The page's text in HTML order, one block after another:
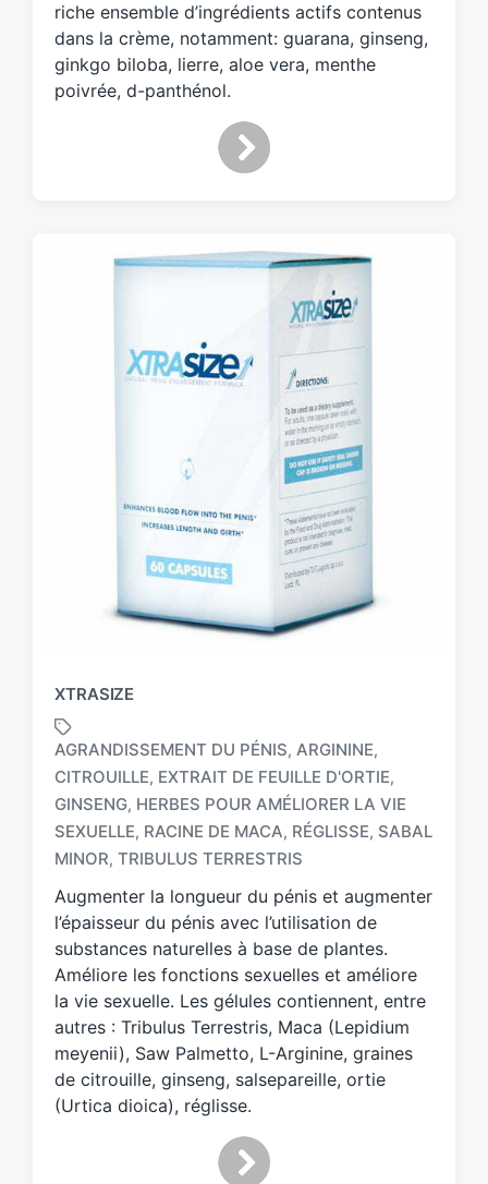
riche ensemble d’ingrédients actifs contenus
dans la crème, notamment: guarana, ginseng,
ginkgo biloba, lierre, aloe vera, menthe
poivrée, d-panthénol.
XTRASIZE
T
a
g
e
d
w
h
AGRANDISSEMENT DU PÉNIS, ARGININE,
CITROUILLE, EXTRAIT DE FEUILLE D'ORTIE,
GINSENG, HERBES POUR AMÉLIORER LA VIE
SEXUELLE, RACINE DE MACA, RÉGLISSE, SABAL
MINOR, TRIBULUS TERRESTRIS
Augmenter la longueur du pénis et augmenter
l’épaisseur du pénis avec l’utilisation de
substances naturelles à base de plantes.
Améliore les fonctions sexuelles et améliore
la vie sexuelle. Les gélules contiennent, entre
autres : Tribulus Terrestris, Maca (Lepidium
meyenii), Saw Palmetto, L-Arginine, graines
de citrouille, ginseng, salsepareille, ortie
(Urtica dioica), réglisse.